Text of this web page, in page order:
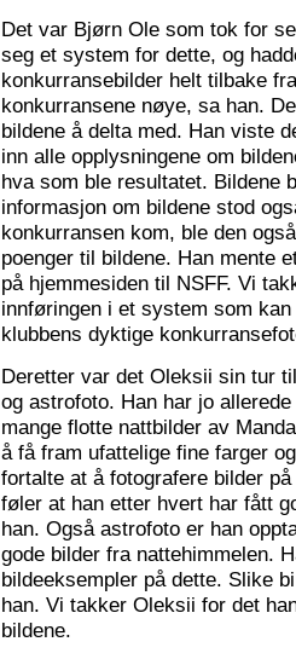
Det var Bjørn Ole som tok for
seg et system for dette, og
konkurransebilder helt tilbake
konkurransene nøye, sa han.
bildene å delta med. Han viste
inn alle opplysningene om
hva som ble resultatet. Bildene
informasjon om bildene stod
konkurransen kom, ble den
poenger til bildene. Han mente
på hjemmesiden til NSFF. Vi
innføringen i et system som
klubbens dyktige
Deretter var det Oleksii sin tur
og astrofoto. Han har jo
mange flotte nattbilder av
å få fram ufattelige fine farger
fortalte at å fotografere bilder
føler at han etter hvert har fått
han. Også astrofoto er han
gode bilder fra nattehimmelen.
bildeeksempler på dette. Slike
han. Vi takker Oleksii for det
bildene.